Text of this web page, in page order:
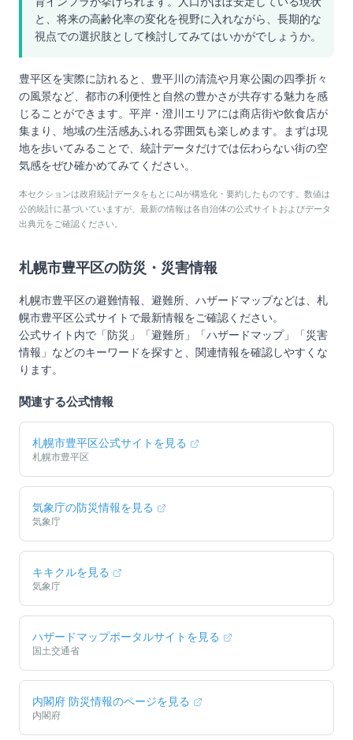
と、将来の高齢化率の変化を視野に入れながら、長期的な
視点での選択肢として検討してみてはいかがでしょうか。
豊平区を実際に訪れると、豊平川の清流や月寒公園の四季折々
の風景など、都市の利便性と自然の豊かさが共存する魅力を感
じることができます。平岸・澄川エリアには商店街や飲食店が
集まり、地域の生活感あふれる雰囲気も楽しめます。まずは現
地を歩いてみることで、統計データだけでは伝わらない街の空
気感をぜひ確かめてみてください。
本セクションは政府統計データをもとにAIが構造化・要約したものです。数値は
公的統計に基づいていますが、最新の情報は各自治体の公式サイトおよびデータ
出典元をご確認ください。
札幌市豊平区の防災・災害情報
札幌市豊平区の避難情報、避難所、ハザードマップなどは、 札
幌市豊平区公式サイトで最新情報をご確認ください。
公式サイト内で「防災」「避難所」「ハザードマップ」「災害
情報」などのキーワードを探すと、関連情報を確認しやすくな
ります。
関連する公式情報
札幌市豊平区公式サイトを見る
札幌市豊平区
気象庁の防災情報を見る
気象庁
キキクルを見る
気象庁
ハザードマップポータルサイトを見る
国土交通省
内閣府 防災情報のページを見る
内閣府